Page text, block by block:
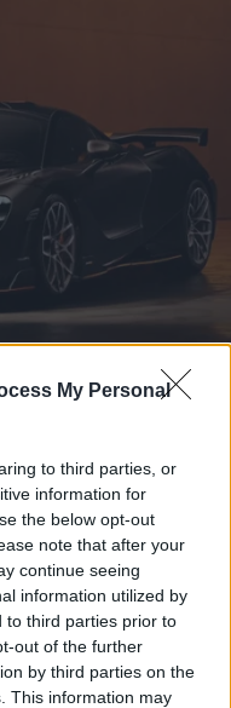
My Personal
to third parties, or
information for
the below opt-out
note that after your
continue seeing
information utilized by
to third parties prior to
out of the further
by third parties on the
This information may
sua prima nuova
2024